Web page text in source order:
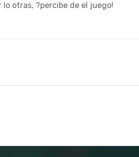
otras, ?percibe de el juego!